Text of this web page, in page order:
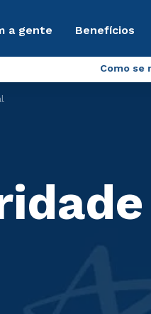
a gente Benefícios
Como se